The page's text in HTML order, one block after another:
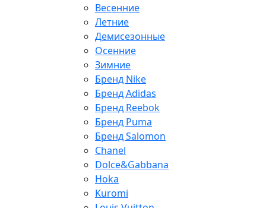
Весенние
Летние
Демисезонные
Осенние
Зимние
Бренд Nike
Бренд Adidas
Бренд Reebok
Бренд Puma
Бренд Salomon
Chanel
Dolce&Gabbana
Hoka
Kuromi